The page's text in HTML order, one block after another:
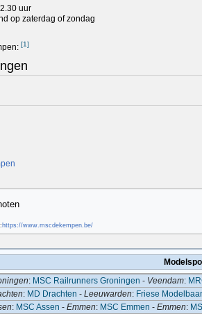
uur
op zaterdag of zondag
[1]
https://www.mscdekempen.be/
: MSC Railrunners Groningen - Veendam:
: MD Drachten -Leeuwarden: Friese
: MSC Assen -Emmen: MSC Emmen -Emmen: